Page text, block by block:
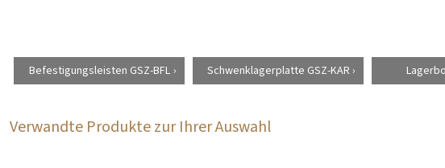
Befestigungsleisten GSZ-BFL Schwenklagerplatte GSZ-KAR
Verwandte Produkte zur Ihrer Auswahl